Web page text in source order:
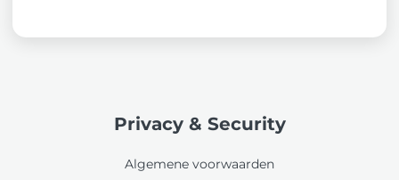
Privacy & Security
Algemene voorwaarden